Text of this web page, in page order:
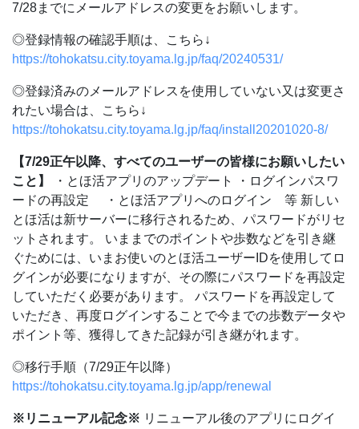
7/28までにメールアドレスの変更をお願いします。
◎登録情報の確認手順は、こちら↓
https://tohokatsu.city.toyama.lg.jp/faq/20240531/
◎登録済みのメールアドレスを使用していない又は変更さ
れたい場合は、こちら↓
https://tohokatsu.city.toyama.lg.jp/faq/install20201020-8/
【7/29正午以降、すべてのユーザーの皆様にお願いしたい
こと】
・とほ活アプリのアップデート
・ログインパスワ
ードの再設定
・とほ活アプリへのログイン 等 新しい
とほ活は新サーバーに移行されるため、パスワードがリセ
ットされます。
いままでのポイントや歩数などを引き継
ぐためには、いまお使いのとほ活ユーザーIDを使用してロ
グインが必要になりますが、その際にパスワードを再設定
していただく必要があります。
パスワードを再設定して
いただき、再度ログインすることで今までの歩数データや
ポイント等、獲得してきた記録が引き継がれます。
◎移行手順（7/29正午以降）
https://tohokatsu.city.toyama.lg.jp/app/renewal
※リニューアル記念※ リニューアル後のアプリにログイ